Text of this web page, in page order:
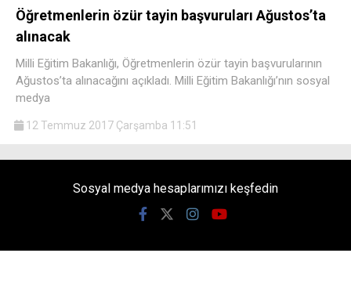
Öğretmenlerin özür tayin başvuruları Ağustos’ta
alınacak
Milli Eğitim Bakanlığı, Öğretmenlerin özür tayin başvurularının
Ağustos’ta alınacağını açıkladı. Milli Eğitim Bakanlığı’nın sosyal
medya
12 Temmuz 2017 Çarşamba 11:51
Sosyal medya hesaplarımızı keşfedin